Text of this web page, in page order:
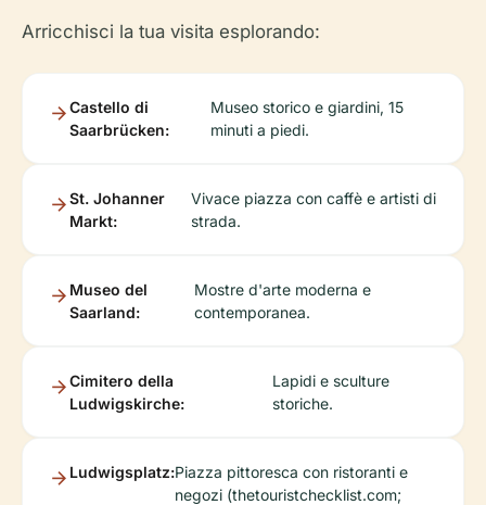
Arricchisci la tua visita esplorando:
Castello di
Saarbrücken:
Museo storico e giardini, 15
minuti a piedi.
St. Johanner
Markt:
Vivace piazza con caffè e artisti di
strada.
Museo del
Saarland:
Mostre d'arte moderna e
contemporanea.
Cimitero della
Ludwigskirche:
Lapidi e sculture
storiche.
Ludwigsplatz:Piazza pittoresca con ristoranti e
negozi (thetouristchecklist.com;